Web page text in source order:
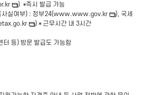
) *즉시 발급 가능
사실여부) : 정부24(www.www.gov.kr
), 국세
) * 근무시간 내 3시간
등) 방문 발급도 가능함